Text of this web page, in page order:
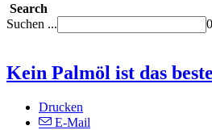
Search
Suchen ...
0
Kein Palmöl ist das
Drucken
E-Mail